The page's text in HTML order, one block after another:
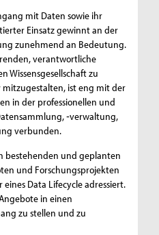
mit Daten sowie ihr
Einsatz gewinnt an der
zunehmend an Bedeutung.
verantwortliche
Wissensgesellschaft zu
ist eng mit der
in der professionellen und
‐verwaltung,
verbunden.
bestehenden und geplanten
und Forschungsprojekten
Data Lifecycle adressiert.
in einen
zu stellen und zu